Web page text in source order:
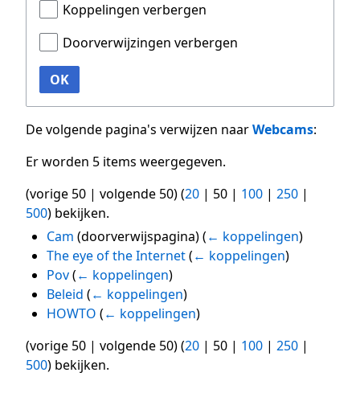
Koppelingen verbergen
Doorverwijzingen verbergen
OK
De volgende pagina's verwijzen naarWebcams:
Er worden 5 items weergegeven.
(vorige 50 | volgende 50) (20 | 50 | 100 | 250 |
500) bekijken.
Cam (doorverwijspagina)(← koppelingen)
The eye of the Internet (← koppelingen)
Pov (← koppelingen)
Beleid (← koppelingen)
HOWTO (← koppelingen)
(vorige 50 | volgende 50) (20 | 50 | 100 | 250 |
500) bekijken.